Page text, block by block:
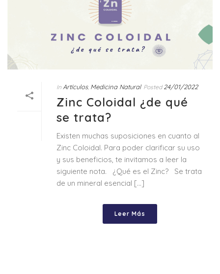
In Artículos, Medicina Natural Posted 24/01/2022
Zinc Coloidal ¿de qué
se trata?
Existen muchas suposiciones en cuanto al
Zinc Coloidal. Para poder clarificar su uso
y sus beneficios, te invitamos a leer la
siguiente nota. ¿Qué es el Zinc? Se trata
de un mineral esencial [...]
Leer Más